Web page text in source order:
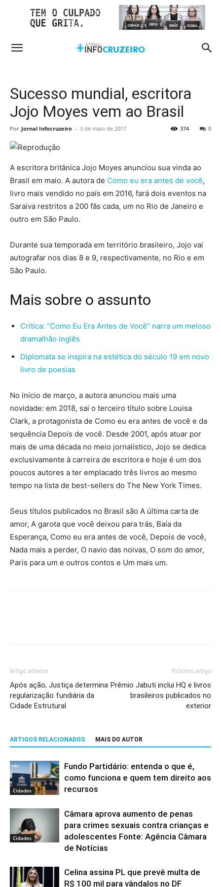
Sucesso mundial, escritora
Jojo Moyes vem ao Brasil
Por Jornal Infocruzeiro - 3 de maio de 2017 0
374
A escritora britânica Jojo Moyes anunciou sua vinda ao
Brasil em maio. A autora de Como eu era antes de você,
livro mais vendido no país em 2016, fará dois eventos na
Saraiva restritos a 200 fãs cada, um no Rio de Janeiro e
outro em São Paulo.
Durante sua temporada em território brasileiro, Jojo vai
autografar nos dias 8 e 9, respectivamente, no Rio e em
São Paulo.
Mais sobre o assunto
Crítica: “Como Eu Era Antes de Você” narra um meloso
dramalhão inglês
Diplomata se inspira na estética do século 19 em novo
livro de poesias
No início de março, a autora anunciou mais uma
novidade: em 2018, sai o terceiro título sobre Louisa
Clark, a protagonista de Como eu era antes de você e da
sequência Depois de você. Desde 2001, após atuar por
mais de uma década no meio jornalístico, Jojo se dedica
exclusivamente à carreira de escritora e hoje é um dos
poucos autores a ter emplacado três livros ao mesmo
tempo na lista de best-sellers do The New York Times.
Seus títulos publicados no Brasil são A última carta de
amor, A garota que você deixou para trás, Baía da
Esperança, Como eu era antes de você, Depois de você,
Nada mais a perder, O navio das noivas, O som do amor,
Paris para um e outros contos e Um mais um.
Artigo anterior
Após ação, Justiça determina
regularização fundiária da
Cidade Estrutural
Próximo artigo
Prêmio Jabuti inclui HQ e livros
brasileiros publicados no
exterior
ARTIGOS RELACIONADOS MAIS DO AUTOR
Cidades
Fundo Partidário: entenda o que é,
como funciona e quem tem direito aos
recursos
Cidades
Câmara aprova aumento de penas
para crimes sexuais contra crianças e
adolescentes Fonte: Agência Câmara
de Notícias
Celina assina PL que prevê multa de
R$ 100 mil para vândalos no DF